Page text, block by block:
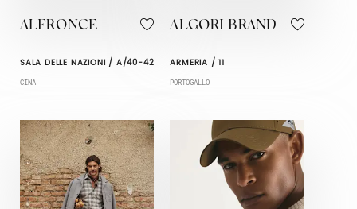
ALFRONCE
SALA DELLE NAZIONI / A/40-42
CINA
ALGORI BRAND
ARMERIA / 11
PORTOGALLO